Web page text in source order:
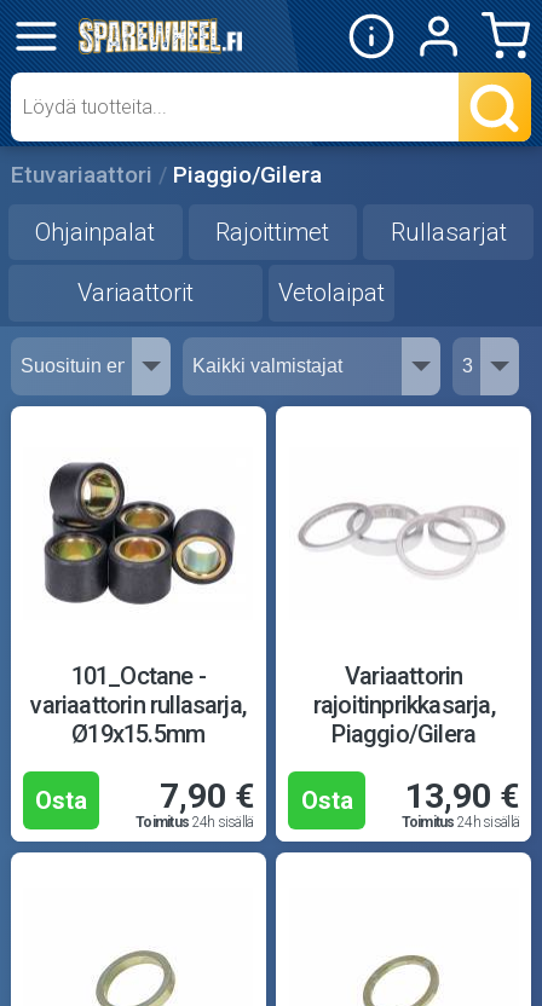
✕
Mopon osat
Skootterin osat
Ohjainpalat
Rajoittimet
Rullasarjat
Variaattorit
Vetolaipat
Crossipyörän osat
Moottoripyörän osat
Moottorikelkan osat
Mopoauton osat
Mönkijän osat
Puutarha ja metsä
Nastarenkaat
Etuvariaattori Piaggio/Gilera
Ohjainpalat Rajoittimet Rullasarjat
Variaattorit Vetolaipat
101_Octane -
variaattorin rullasarja,
Ø19x15.5mm
Osta 7,90 €
Toimitus 24h sisällä
Variaattorin
rajoitinprikkasarja,
Piaggio/Gilera
Osta 13,90 €
Toimitus 24h sisällä